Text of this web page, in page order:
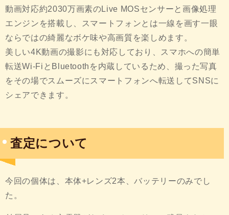
動画対応約2030万画素のLive MOSセンサーと画像処理
エンジンを搭載し、スマートフォンとは一線を画す一眼
ならではの綺麗なボケ味や高画質を楽しめます。
美しい4K動画の撮影にも対応しており、スマホへの簡単
転送Wi-FiとBluetoothを内蔵しているため、撮った写真
をその場でスムーズにスマートフォンへ転送してSNSに
シェアできます。
査定について
今回の個体は、本体+レンズ2本、バッテリーのみでし
た。